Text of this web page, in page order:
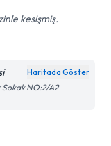
kesişmiş.
Haritada Göster
Sokak NO:2/A2